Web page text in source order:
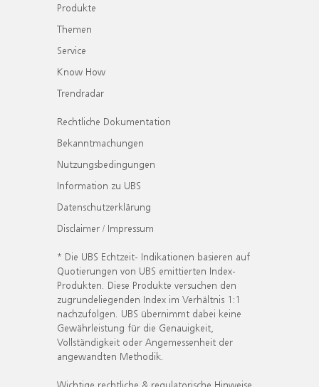
Produkte
Themen
Service
Know How
Trendradar
Rechtliche Dokumentation
Bekanntmachungen
Nutzungsbedingungen
Information zu UBS
Datenschutzerklärung
Disclaimer / Impressum
* Die UBS Echtzeit- Indikationen basieren auf
Quotierungen von UBS emittierten Index-
Produkten. Diese Produkte versuchen den
zugrundeliegenden Index im Verhältnis 1:1
nachzufolgen. UBS übernimmt dabei keine
Gewährleistung für die Genauigkeit,
Vollständigkeit oder Angemessenheit der
angewandten Methodik.